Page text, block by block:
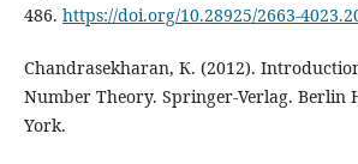
486. https://doi.org/10.28925/2663-
Chandrasekharan, К. (2012).
Number Theory. Springer-Verlag. Berlin
York.